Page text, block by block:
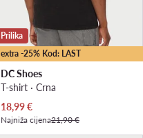
extra -25% Kod: LAST
Prilika
DC Shoes
T-shirt · Crna
Trenutna cijena
18,99€
Najniža cijena21,90 €